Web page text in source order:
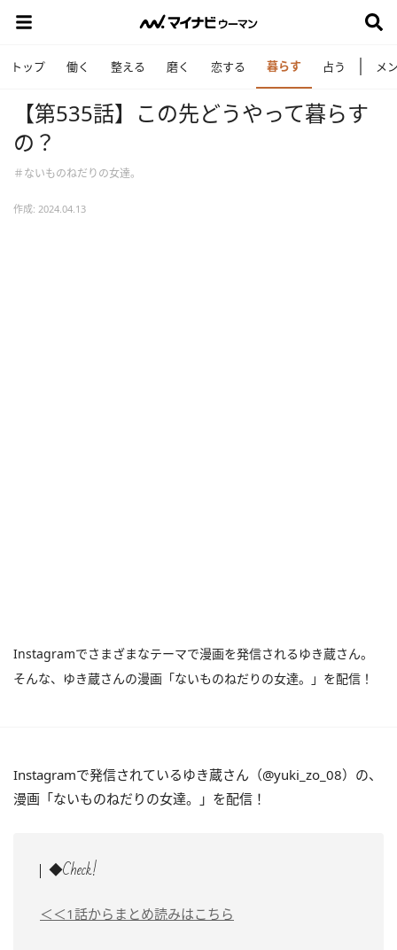
トップ 働く 整える 磨く 恋する 暮らす 占う メ
【第535話】この先どうやって暮らす
の？
＃ないものねだりの女達。
作成: 2024.04.13
Instagramでさまざまなテーマで漫画を発信されるゆき蔵さん。
そんな、ゆき蔵さんの漫画「ないものねだりの女達。」を配信！
Instagramで発信されているゆき蔵さん（@yuki_zo_08）の、
漫画「ないものねだりの女達。」を配信！
◆Check!
＜＜1話からまとめ読みはこちら